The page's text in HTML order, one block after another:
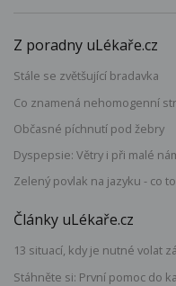
Z poradny uLékaře.cz
Stále se zvětšující bradavka
Co znamená nehomogenní
Občasné píchnutí pod žebry
Dyspepsie: Větry i při malé
Zelený povlak na jazyku - co
Články uLékaře.cz
13 situací, kdy je nutné volat
Stáhněte si: První pomoc do